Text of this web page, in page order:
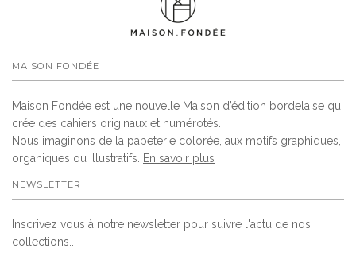
MAISON FONDÉE
Maison Fondée est une nouvelle Maison d’édition bordelaise qui
crée des cahiers originaux et numérotés.
Nous imaginons de la papeterie colorée, aux motifs graphiques,
organiques ou illustratifs.
En savoir plus
NEWSLETTER
Inscrivez vous à notre newsletter pour suivre l'actu de nos
collections...